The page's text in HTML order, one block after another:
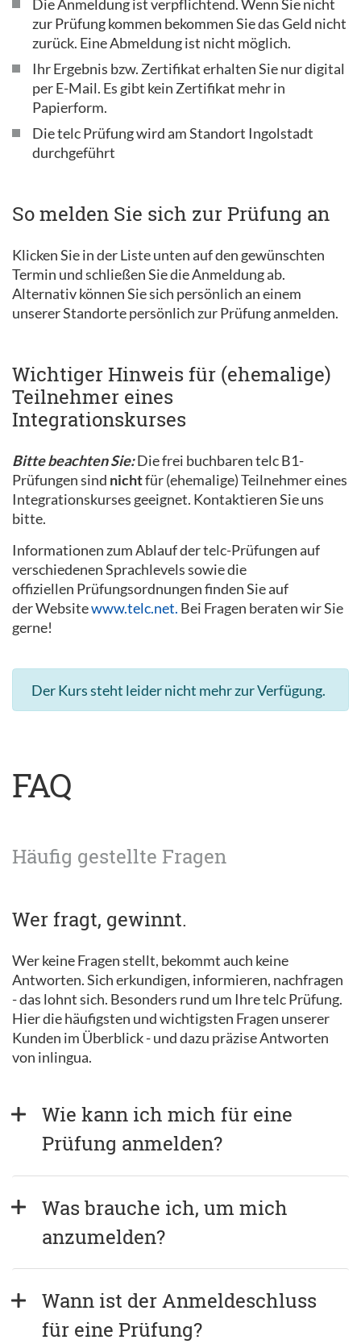
Die Anmeldung ist verpflichtend. Wenn Sie nicht
zur Prüfung kommen bekommen Sie das Geld nicht
zurück. Eine Abmeldung ist nicht möglich.
Ihr Ergebnis bzw. Zertifikat erhalten Sie nur digital
per E-Mail. Es gibt kein Zertifikat mehr in
Papierform.
Die telc Prüfung wird am Standort Ingolstadt
durchgeführt
So melden Sie sich zur Prüfung an
Klicken Sie in der Liste unten auf den gewünschten
Termin und schließen Sie die Anmeldung ab.
Alternativ können Sie sich persönlich an einem
unserer Standorte persönlich zur Prüfung anmelden.
Wichtiger Hinweis für (ehemalige)
Teilnehmer eines
Integrationskurses
Bitte beachten Sie:Die frei buchbaren telc B1-
Prüfungen sind nichtfür (ehemalige) Teilnehmer eines
Integrationskurses geeignet. Kontaktieren Sie uns
bitte.
Informationen zum Ablauf der telc-Prüfungen auf
verschiedenen Sprachlevels sowie die
offiziellen Prüfungsordnungen finden Sie auf
der Websitewww.telc.net. Bei Fragen beraten wir Sie
gerne!
Der Kurs steht leider nicht mehr zur Verfügung.
FAQ
Häufig gestellte Fragen
Wer fragt, gewinnt.
Wer keine Fragen stellt, bekommt auch keine
Antworten. Sich erkundigen, informieren, nachfragen
- das lohnt sich. Besonders rund um Ihre telc Prüfung.
Hier die häufigsten und wichtigsten Fragen unserer
Kunden im Überblick - und dazu präzise Antworten
von inlingua.
Wie kann ich mich für eine
Prüfung anmelden?
Was brauche ich, um mich
anzumelden?
Wann ist der Anmeldeschluss
für eine Prüfung?